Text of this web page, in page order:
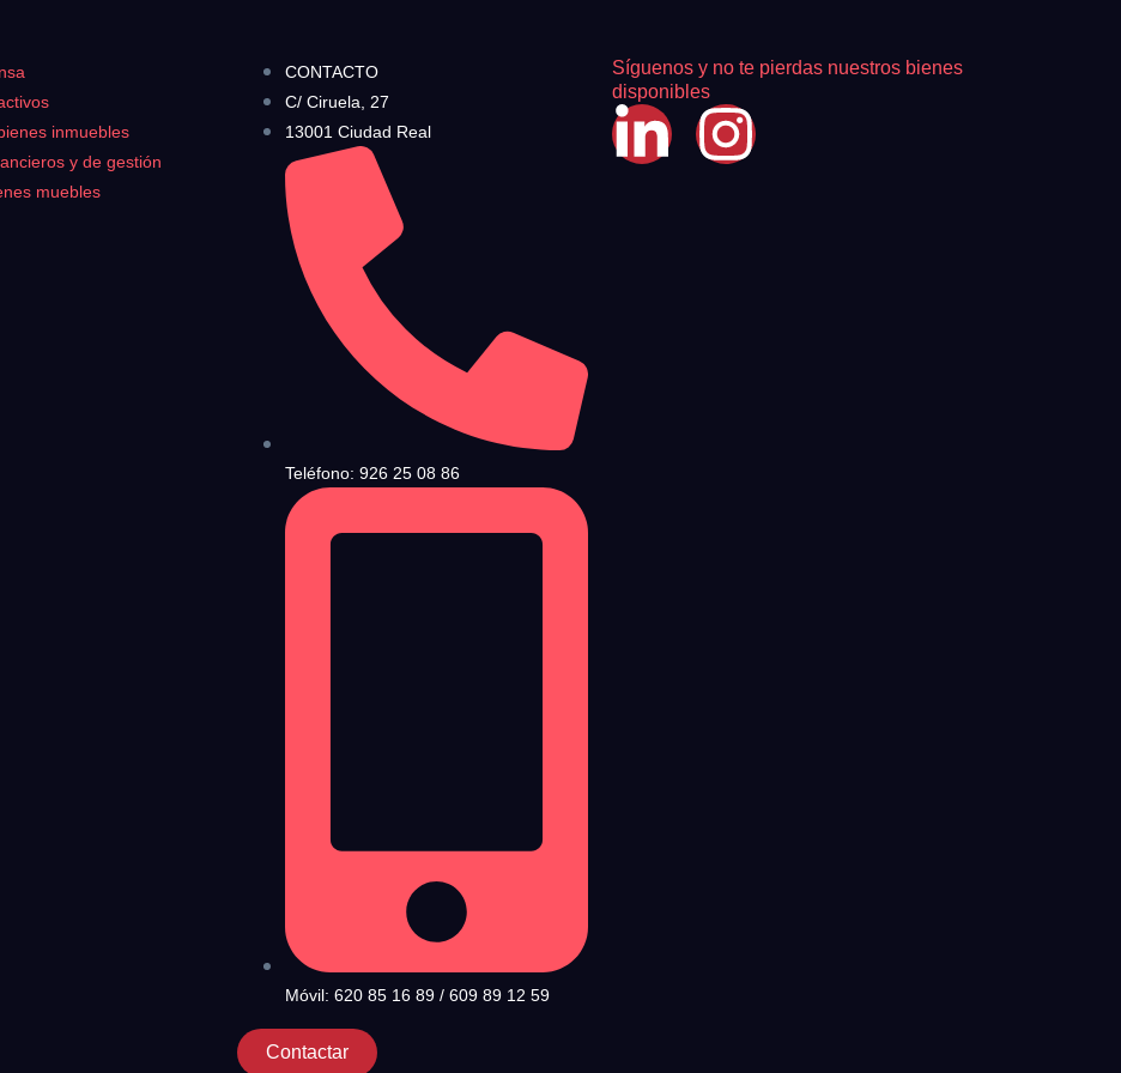
inmuebles
y de gestión
muebles
CONTACTO
C/ Ciruela, 27
13001 Ciudad Real
Teléfono: 926 25 08 86
Móvil: 620 85 16 89 / 609 89 12 59
Contactar
Síguenos y no te pierdas nuestros bienes
disponibles
uno?
Política de Privacidad
uno?
de Privacidad y las Condiciones de Uso.
lasCondiciones de Uso Política de Privacidad , y a continuación confirma que estás de acuerdo con ambas.